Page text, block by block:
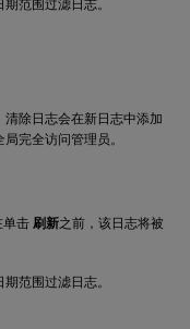
范围过滤日志。
清除日志会在新日志中添加
完全访问管理员。
单击 刷新之前，该日志将被
范围过滤日志。